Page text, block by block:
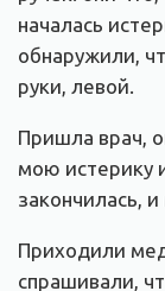
началась
обнаружили,
руки, левой.
Пришла врач,
мою истерику
закончилась,
Приходили
спрашивали,